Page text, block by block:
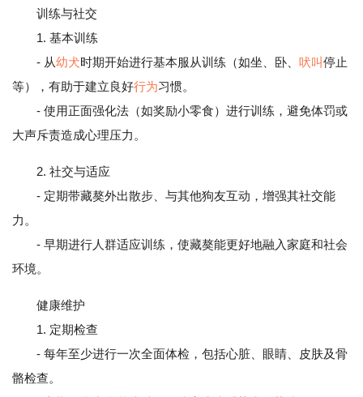
训练与社交
1. 基本训练
- 从幼犬时期开始进行基本服从训练（如坐、卧、 吠叫停止
等），有助于建立良好行为习惯。
- 使用正面强化法（如奖励小零食）进行训练，避免体罚或
大声斥责造成心理压力。
2. 社交与适应
- 定期带藏獒外出散步、与其他狗友互动，增强其社交能
力。
- 早期进行人群适应训练，使藏獒能更好地融入家庭和社会
环境。
健康维护
1. 定期检查
- 每年至少进行一次全面体检，包括心脏、眼睛、皮肤及骨
骼检查。